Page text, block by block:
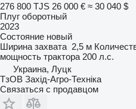
276 800 TJS 26 000 € ≈ 30 040 $
Плуг оборотный
2023
Состояние новый
Ширина захвата 2,5 м
мощность трактора 200 л.с.
Украина, Луцк
ТзОВ Захід-Агро-Техніка
Связаться с продавцом